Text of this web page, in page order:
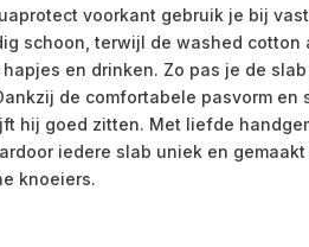
voorkant gebruik je bij
schoon, terwijl de washed cotton
en drinken. Zo pas je de
de comfortabele pasvorm en
hij goed zitten. Met liefde
iedere slab uniek en
knoeiers.